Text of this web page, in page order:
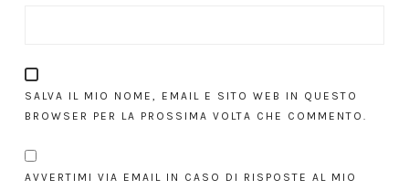
SALVA IL MIO NOME, EMAIL E SITO WEB IN QUESTO
BROWSER PER LA PROSSIMA VOLTA CHE COMMENTO.
AVVERTIMI VIA EMAIL IN CASO DI RISPOSTE AL MIO